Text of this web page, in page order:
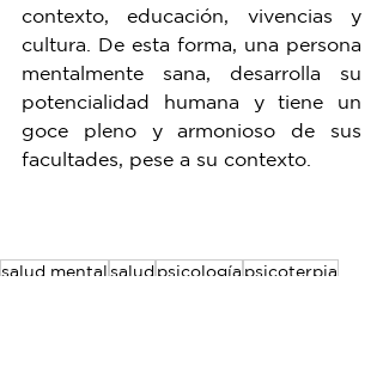
contexto, educación, vivencias y
cultura. De esta forma, una persona
mentalmente sana, desarrolla su
potencialidad humana y tiene un
goce pleno y armonioso de sus
facultades, pese a su contexto.⁣
salud mentalsalud psicología psicoterpia